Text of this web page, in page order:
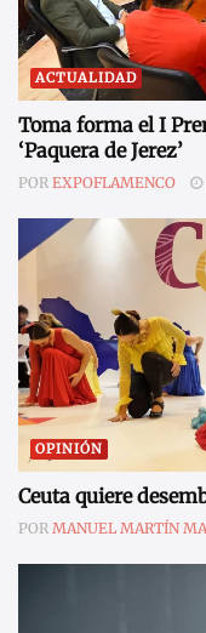
ACTUALIDAD
Toma forma el I
‘Paquera de Jerez’
POR EXPOFLAMENCO
OPINIÓN
Ceuta quiere
POR MANUEL MARTÍN